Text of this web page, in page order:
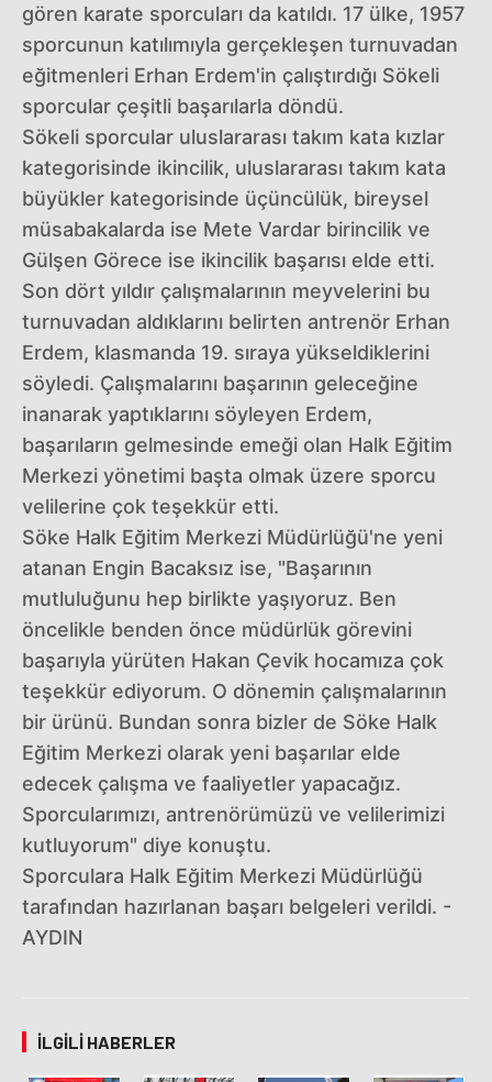
gören karate sporcuları da katıldı. 17 ülke, 1957
sporcunun katılımıyla gerçekleşen turnuvadan
eğitmenleri Erhan Erdem'in çalıştırdığı Sökeli
sporcular çeşitli başarılarla döndü.
Sökeli sporcular uluslararası takım kata kızlar
kategorisinde ikincilik, uluslararası takım kata
büyükler kategorisinde üçüncülük, bireysel
müsabakalarda ise Mete Vardar birincilik ve
Gülşen Görece ise ikincilik başarısı elde etti.
Son dört yıldır çalışmalarının meyvelerini bu
turnuvadan aldıklarını belirten antrenör Erhan
Erdem, klasmanda 19. sıraya yükseldiklerini
söyledi. Çalışmalarını başarının geleceğine
inanarak yaptıklarını söyleyen Erdem,
başarıların gelmesinde emeği olan Halk Eğitim
Merkezi yönetimi başta olmak üzere sporcu
velilerine çok teşekkür etti.
Söke Halk Eğitim Merkezi Müdürlüğü'ne yeni
atanan Engin Bacaksız ise, "Başarının
mutluluğunu hep birlikte yaşıyoruz. Ben
öncelikle benden önce müdürlük görevini
başarıyla yürüten Hakan Çevik hocamıza çok
teşekkür ediyorum. O dönemin çalışmalarının
bir ürünü. Bundan sonra bizler de Söke Halk
Eğitim Merkezi olarak yeni başarılar elde
edecek çalışma ve faaliyetler yapacağız.
Sporcularımızı, antrenörümüzü ve velilerimizi
kutluyorum" diye konuştu.
Sporculara Halk Eğitim Merkezi Müdürlüğü
tarafından hazırlanan başarı belgeleri verildi. -
AYDIN
İLGILI HABERLER